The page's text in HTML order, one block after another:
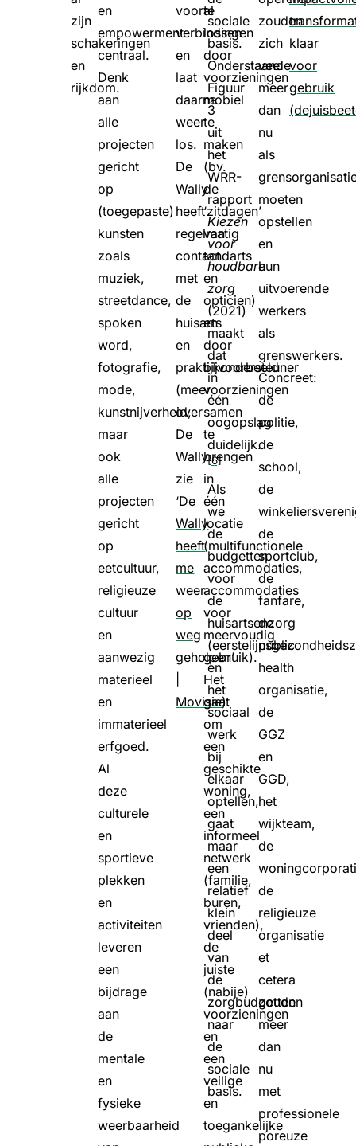
zijn
schakeringen
en
rijkdom.
en
empowerment
centraal.
Denk
aan
alle
projecten
gericht
op
(toegepaste)
kunsten
zoals
muziek,
streetdance,
spoken
word,
fotografie,
mode,
kunstnijverheid,
maar
ook
alle
projecten
gericht
op
eetcultuur,
religieuze
cultuur
en
aanwezig
materieel
en
immaterieel
erfgoed.
Al
deze
culturele
en
sportieve
plekken
en
activiteiten
leveren
een
bijdrage
aan
de
mentale
en
fysieke
weerbaarheid
vooral
verbindingen
en
laat
daarna
weer
los.
De
Wally
heeft
regelmatig
contact
met
de
huisarts
en
praktijkondersteuner
(meer
over
De
Wally:
zie
‘De
Wally
heeft
me
weer
op
weg
geholpen’
Movisie).
te
lossen
door
voorzieningen
mobiel
te
maken
(bv.
de
‘zitdagen’
van
tandarts
en
opticien)
en
door
bijvoorbeeld
voorzieningen
samen
te
brengen
in
één
locatie
(multifunctionele
accommodaties,
accommodaties
voor
meervoudig
gebruik).
Het
gaat
om
een
geschikte
woning,
een
informeel
netwerk
(familie,
buren,
vrienden),
de
juiste
(nabije)
voorzieningen
en
een
veilige
en
toegankelijke
sociale
basis.
Onderstaande
Figuur
3
uit
het
WRR-
rapport
Kiezen
voor
houdbare
zorg
(2021)
maakt
dat
in
één
oogopslag
duidelijk.
[6]
Als
we
de
budgetten
voor
de
huisartsenzorg
en
het
sociaal
werk
bij
elkaar
optellen,
gaat
maar
een
relatief
klein
deel
van
de
zorgbudgetten
naar
de
sociale
basis.
zouden
zich
veel
meer
dan
nu
als
moeten
opstellen
en
hun
uitvoerende
werkers
als
grenswerkers.
Concreet:
de
politie,
de
school,
de
de
sportclub,
de
fanfare,
de
public
health
organisatie,
de
GGZ
en
GGD,
het
wijkteam,
de
de
religieuze
organisatie
et
cetera
zouden
meer
dan
nu
met
professionele
poreuze
klaar
voor
gebruik